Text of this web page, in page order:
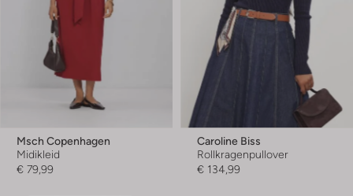
Msch Copenhagen
Midikleid
€ 79,99
Caroline Biss
Rollkragenpullover
€ 134,99